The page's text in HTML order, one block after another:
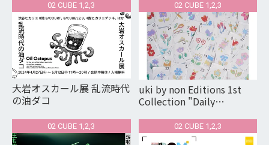
02 CUBE 1,2,3
大岩オスカール展 乱流時代
の油ダコ
02 CUBE 1,2,3
uki by non Editions 1st
Collection "Daily
02 CUBE 1,2,3 02 CUBE 1,2,3